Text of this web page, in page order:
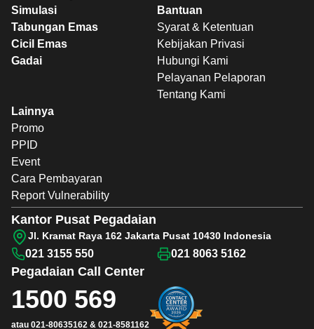
Simulasi
Tabungan Emas
Cicil Emas
Gadai
Bantuan
Syarat & Ketentuan
Kebijakan Privasi
Hubungi Kami
Pelayanan Pelaporan
Tentang Kami
Lainnya
Promo
PPID
Event
Cara Pembayaran
Report Vulnerability
Pegadaian Call Center
1500 569
atau 021-80635162 & 021-8581162
Kantor Pusat Pegadaian
Jl. Kramat Raya 162 Jakarta Pusat 10430 Indonesia
021 3155 550 021 8063 5162